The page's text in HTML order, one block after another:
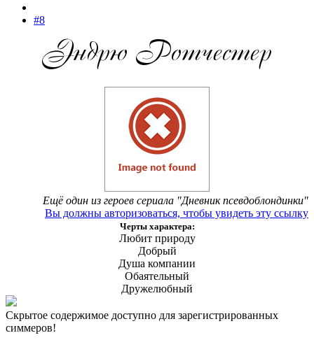
#8
Ещё один из героев сериала "Дневник псевдоблондинки"
Вы должны авторизоваться, чтобы увидеть эту ссылку
Черты характера:
Любит природу
Добрый
Душа компании
Обаятельный
Дружелюбный
Скрытое содержимое доступно для зарегистрированных
симмеров!